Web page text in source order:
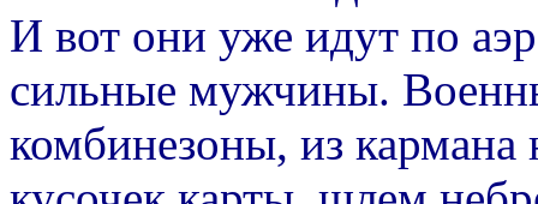
И вот они уже идут по
сильные мужчины.
комбинезоны, из кармана